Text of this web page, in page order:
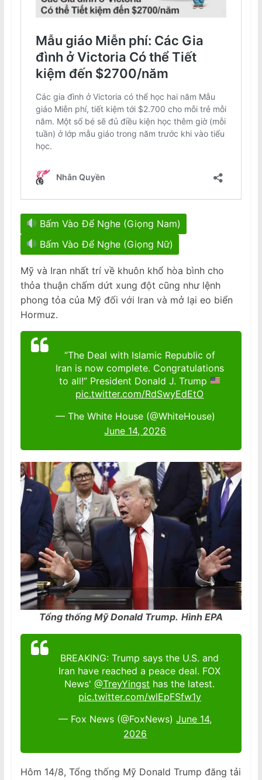
Bấm Vào Để Nghe (Giọng Nam)
Bấm Vào Để Nghe (Giọng Nữ)
Mỹ và Iran nhất trí về khuôn khổ hòa bình cho
thỏa thuận chấm dứt xung đột cũng như lệnh
phong tỏa của Mỹ đối với Iran và mở lại eo biển
Hormuz.
“The Deal with Islamic Republic of
Iran is now complete. Congratulations
to all!” President Donald J. Trump
pic.twitter.com/RdSwyEdEtO
— The White House (@WhiteHouse)
June 14, 2026
Tổng thống Mỹ Donald Trump. Hình EPA
BREAKING: Trump says the U.S. and
Iran have reached a peace deal. FOX
News'@TreyYingst has the latest.
pic.twitter.com/wlEpFSfw1y
— Fox News (@FoxNews)June 14,
2026
Hôm 14/8, Tổng thống Mỹ Donald Trump đăng tải